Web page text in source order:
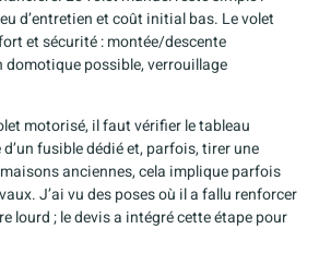
d’entretien et coût initial bas. Le volet
et sécurité : montée/descente
possible, verrouillage
motorisé, il faut vérifier le tableau
fusible dédié et, parfois, tirer une
anciennes, cela implique parfois
J’ai vu des poses où il a fallu renforcer
lourd ; le devis a intégré cette étape pour